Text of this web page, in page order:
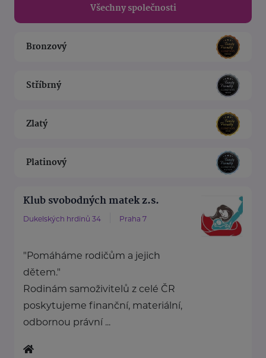
Všechny společnosti
Bronzový
Stříbrný
Zlatý
Platinový
Klub svobodných matek z.s.
Dukelských hrdinů 34 Praha 7
"Pomáháme rodičům a jejich
dětem."
Rodinám samoživitelů z celé ČR
poskytujeme finanční, materiální,
odbornou právní ...